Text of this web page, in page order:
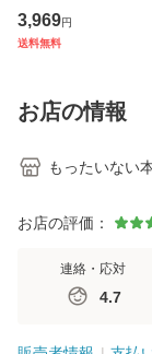
専門職の看護マネ
ジメントスキル 改
恵 藤本幸三 / 南江
堂 [単行
3,969円
送料無料
お店の情報
もったいない
お店の評価：
連絡・応対
4.7